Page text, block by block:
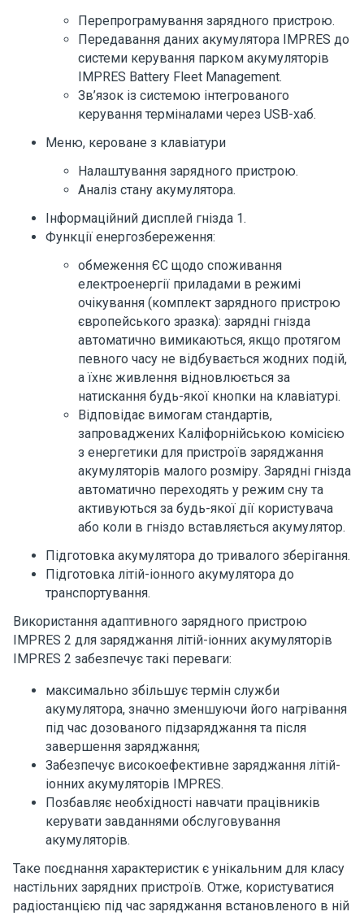
Перепрограмування зарядного пристрою.
Передавання даних акумулятора IMPRES до
системи керування парком акумуляторів
IMPRES Battery Fleet Management.
Зв’язок із системою інтегрованого
керування терміналами через USB-хаб.
Меню, кероване з клавіатури
Налаштування зарядного пристрою.
Аналіз стану акумулятора.
Інформаційний дисплей гнізда 1.
Функції енергозбереження:
обмеження ЄС щодо споживання
електроенергії приладами в режимі
очікування (комплект зарядного пристрою
європейського зразка): зарядні гнізда
автоматично вимикаються, якщо протягом
певного часу не відбувається жодних подій,
а їхнє живлення відновлюється за
натискання будь-якої кнопки на клавіатурі.
Відповідає вимогам стандартів,
запроваджених Каліфорнійською комісією
з енергетики для пристроїв заряджання
акумуляторів малого розміру. Зарядні гнізда
автоматично переходять у режим сну та
активуються за будь-якої дії користувача
або коли в гніздо вставляється акумулятор.
Підготовка акумулятора до тривалого зберігання.
Підготовка літій-іонного акумулятора до
транспортування.
Використання адаптивного зарядного пристрою
IMPRES 2 для заряджання літій-іонних акумуляторів
IMPRES 2 забезпечує такі переваги:
максимально збільшує термін служби
акумулятора, значно зменшуючи його нагрівання
під час дозованого підзаряджання та після
завершення заряджання;
Забезпечує високоефективне заряджання літій-
іонних акумуляторів IMPRES.
Позбавляє необхідності навчати працівників
керувати завданнями обслуговування
акумуляторів.
Таке поєднання характеристик є унікальним для класу
настільних зарядних пристроїв. Отже, користуватися
радіостанцією під час заряджання встановленого в ній